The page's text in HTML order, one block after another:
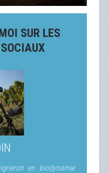
SUR LES
en biodynamie